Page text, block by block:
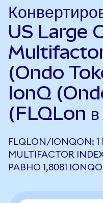
US Large
(Ondo
IonQ
(FLQLon
FLQLON/IONQON: 1
MULTIFACTOR
РАВНО 1,8081